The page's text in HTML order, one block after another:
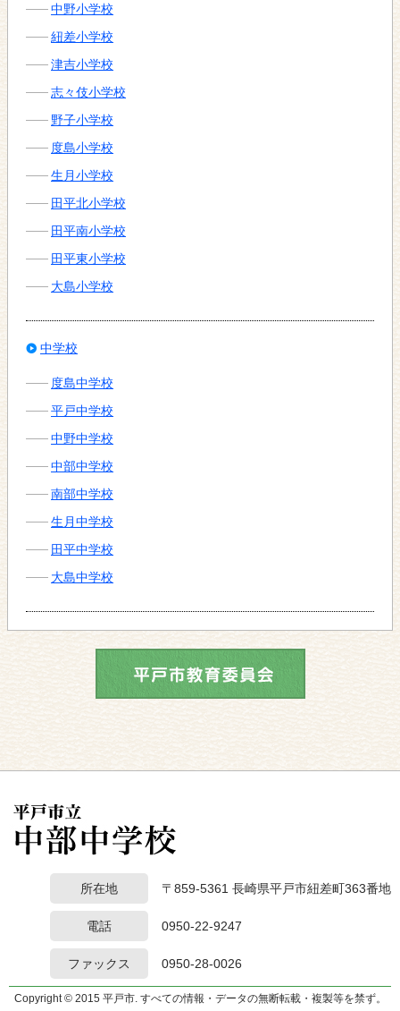
中野小学校
紐差小学校
津吉小学校
志々伎小学校
野子小学校
度島小学校
生月小学校
田平北小学校
田平南小学校
田平東小学校
大島小学校
中学校
度島中学校
平戸中学校
中野中学校
中部中学校
南部中学校
生月中学校
田平中学校
大島中学校
所在地 〒859-5361 長崎県平戸市紐差町363番地
電話 0950-22-9247
ファックス 0950-28-0026
Copyright © 2015 平戸市. すべての情報・データの無断転載・複製等を禁ず。